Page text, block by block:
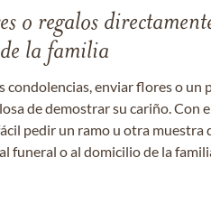
o regalos
la familia
condolencias, enviar flores o un
de demostrar su cariño. Con
pedir un ramo u otra muestra
funeral o al domicilio de la